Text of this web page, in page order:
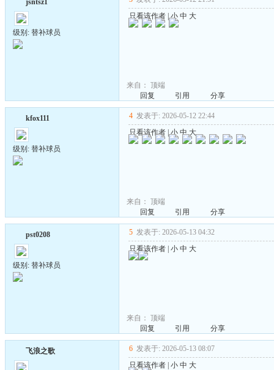
jsntsz1
级别: 替补球员
只看该作者 |小 中 大
来自： 顶端
回复
引用 分享
kfox111
级别: 替补球员
4 发表于: 2026-05-12 22:44
只看该作者 |小 中 大
来自： 顶端
回复
引用 分享
pst0208
级别: 替补球员
5 发表于: 2026-05-13 04:32
只看该作者 小 中 大
来自： 顶端
回复
引用 分享
飞浪之歌 6 发表于: 2026-05-13 08:07
只看该作者 小 中 大